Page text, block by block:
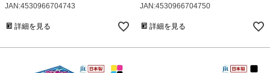
JAN:4530966704743
詳細を見る
JAN:4530966704750
詳細を見る